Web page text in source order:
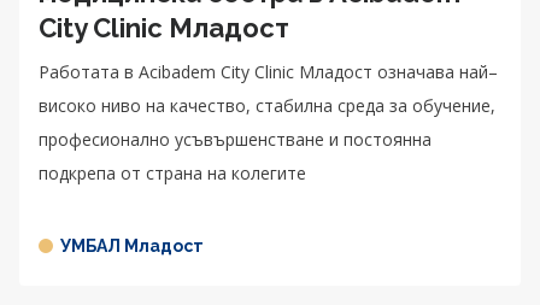
City Clinic Младост
Работата в Аcibadem City Clinic Младост означава най–
високо ниво на качество, стабилна среда за обучение,
професионално усъвършенстване и постоянна
подкрепа от страна на колегите
УМБАЛ Младост